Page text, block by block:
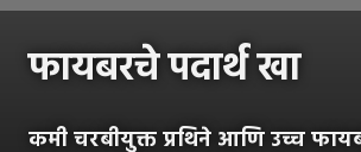
फायबरचे पदार्थ खा
कमी चरबीयुक्त प्रथिने आणि उच्च